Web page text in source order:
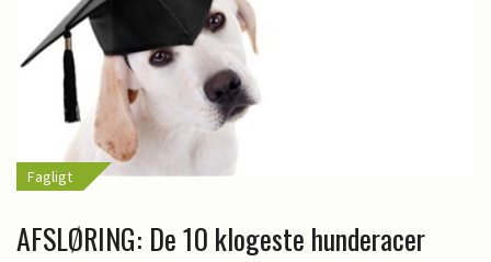
Fagligt
AFSLØRING: De 10 klogeste hunderacer